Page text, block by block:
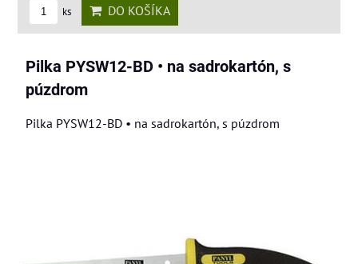
ks DO KOŠÍKA
Pilka PYSW12-BD • na sadrokartón, s
púzdrom
Pilka PYSW12-BD • na sadrokartón, s púzdrom